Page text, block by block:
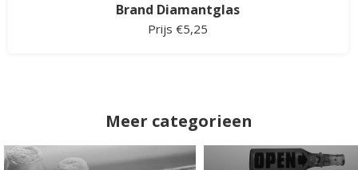
Brand Diamantglas
Prijs €5,25
Meer categorieen